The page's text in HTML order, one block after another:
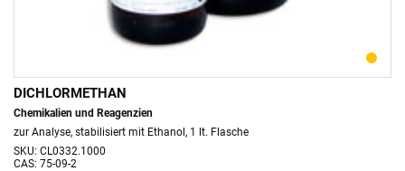
DICHLORMETHAN
Chemikalien und Reagenzien
zur Analyse, stabilisiert mit Ethanol, 1 lt. Flasche
SKU: CL0332.1000
CAS: 75-09-2